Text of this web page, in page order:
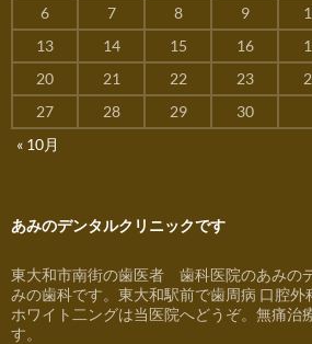
6
7 8 9
13
14 15 16
20
21 22 23
27
28 29
30
« 10月
あみのデンタルクリニックです
東大和市南街の歯医者 歯科医院のあみの
みの歯科です。東大和駅前で歯周病 口腔外
ホワイト二ングは当医院へどうぞ。無痛治
す。